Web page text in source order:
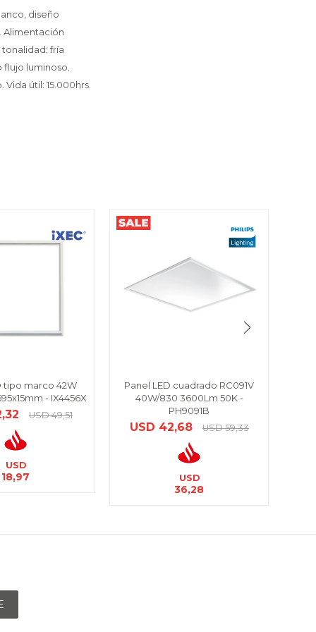
diseño
Alimentación
fría
luminoso.
útil: 15.000hrs.
tipo marco 42W
- IX4456X
USD 49,51
USD
18,97
Panel LED cuadrado RC091V
40W/830 3600Lm 50K -
PH9091B
USD 42,68 USD 59,33
USD
36,28